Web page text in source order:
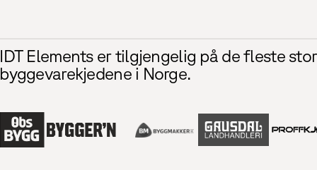
IDT Elements er tilgjengelig på de fleste
byggevarekjedene i Norge.